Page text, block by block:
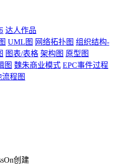
达人作品
UML图 网络拓扑图 组织结构-
图表/表格 架构图 原型图
图 魏朱商业模式 EPC事件过程
程图
创建